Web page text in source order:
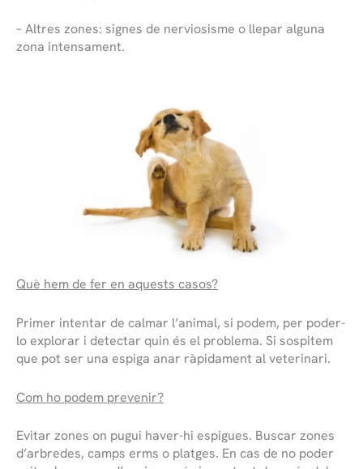
– Altres zones: signes de nerviosisme o llepar alguna
zona intensament.
Què hem de fer en aquests casos?
Primer intentar de calmar l’animal, si podem, per poder-
lo explorar i detectar quin és el problema. Si sospitem
que pot ser una espiga anar ràpidament al veterinari.
Com ho podem prevenir?
Evitar zones on pugui haver-hi espigues. Buscar zones
d’arbredes, camps erms o platges. En cas de no poder